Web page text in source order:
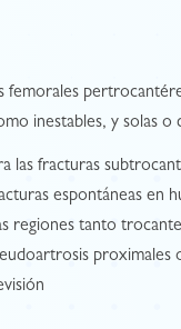
femorales
inestables, y solas o
las fracturas
espontáneas en
regiones tanto
proximales